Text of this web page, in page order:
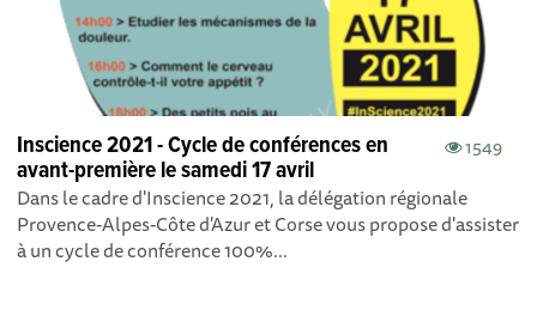
1549
Inscience 2021 - Cycle de conférences en
avant-première le samedi 17 avril
Dans le cadre d'Inscience 2021, la délégation régionale
Provence-Alpes-Côte d'Azur et Corse vous propose d'assister
à un cycle de conférence 100%...